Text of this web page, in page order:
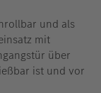
und als
mit
über
ist und vor